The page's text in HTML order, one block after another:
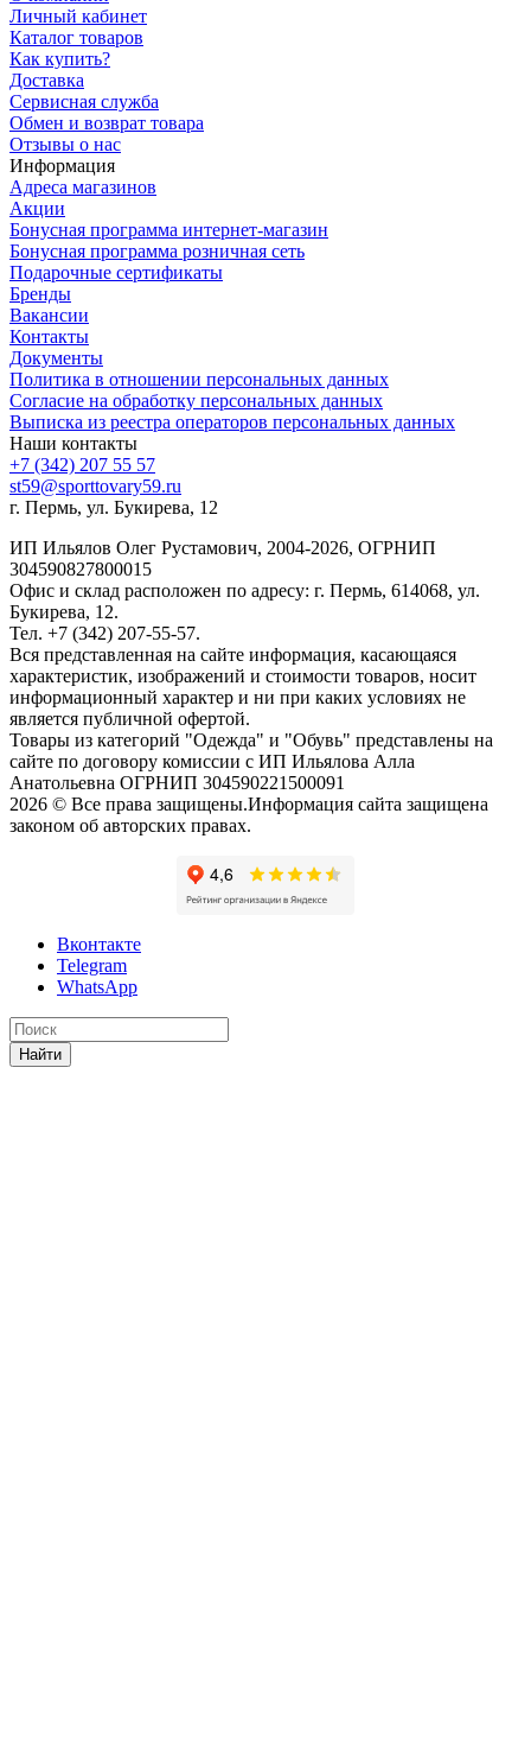
Личный кабинет
Каталог товаров
Как купить?
Доставка
Сервисная служба
Обмен и возврат товара
Отзывы о нас
Информация
Адреса магазинов
Акции
Бонусная программа интернет-магазин
Бонусная программа розничная сеть
Подарочные сертификаты
Бренды
Вакансии
Контакты
Документы
Политика в отношении персональных данных
Согласие на обработку персональных данных
Выписка из реестра операторов персональных данных
Наши контакты
+7 (342) 207 55 57
st59@sporttovary59.ru
г. Пермь, ул. Букирева, 12
ИП Ильялов Олег Рустамович, 2004-2026, ОГРНИП
304590827800015
Офис и склад расположен по адресу: г. Пермь, 614068, ул.
Букирева, 12.
Тел. +7 (342) 207-55-57.
Вся представленная на сайте информация, касающаяся
характеристик, изображений и стоимости товаров, носит
информационный характер и ни при каких условиях не
является публичной офертой.
Товары из категорий "Одежда" и "Обувь" представлены на
сайте по договору комиссии с ИП Ильялова Алла
Анатольевна ОГРНИП 304590221500091
2026 © Все права защищены.Информация сайта защищена
законом об авторских правах.
Вконтакте
Telegram
WhatsApp
Найти